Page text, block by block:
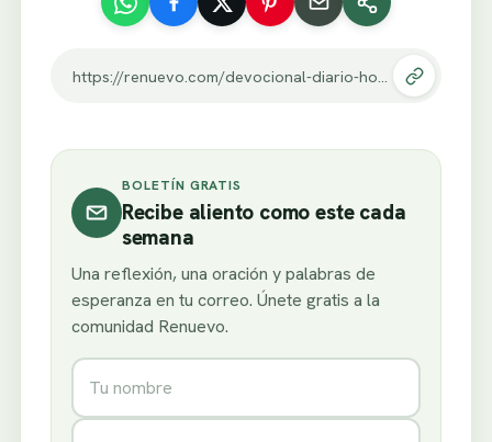
BOLETÍN GRATIS
Recibe aliento como este cada
semana
Una reflexión, una oración y palabras de
esperanza en tu correo. Únete gratis a la
comunidad Renuevo.
Nombre
Correo electrónico